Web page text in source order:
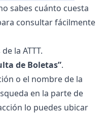
sabes cuánto cuesta
consultar fácilmente
la ATTT.
de Boletas”.
o el nombre de la
en la parte de
lo puedes ubicar